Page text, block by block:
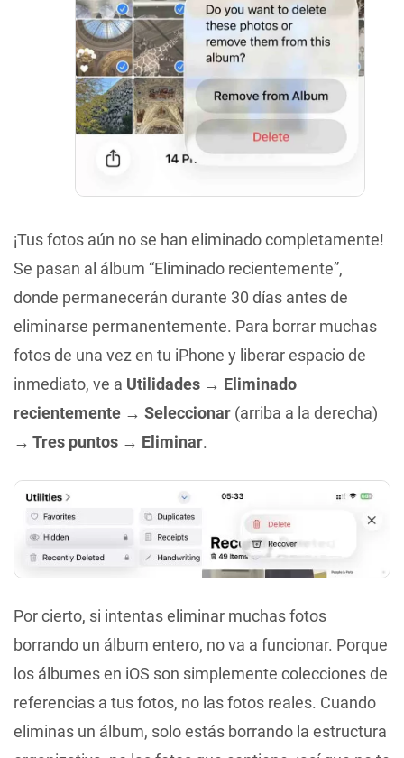
¡Tus fotos aún no se han eliminado completamente!
Se pasan al álbum “Eliminado recientemente”,
donde permanecerán durante 30 días antes de
eliminarse permanentemente. Para borrar muchas
fotos de una vez en tu iPhone y liberar espacio de
inmediato, ve a Utilidades → Eliminado
recientemente → Seleccionar (arriba a la derecha)
→ Tres puntos → Eliminar.
Por cierto, si intentas eliminar muchas fotos
borrando un álbum entero, no va a funcionar. Porque
los álbumes en iOS son simplemente colecciones de
referencias a tus fotos, no las fotos reales. Cuando
eliminas un álbum, solo estás borrando la estructura